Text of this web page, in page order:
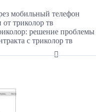
мобильный телефон
триколор тв
решение проблемы
с триколор тв